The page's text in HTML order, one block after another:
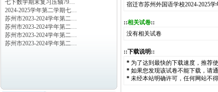
七下数学期末复习压轴79…
2024-2025学年第二学期七…
苏州市2023-2024学年第二…
苏州市2023-2024学年第二…
苏州市2023-2024学年第二…
苏州市2023-2024学年第二…
宿迁市苏州外国语学校2024-2025
::相关试卷::
没有相关试卷
::下载说明::
* 为了达到最快的下载速度，推荐
* 如果您发现该试卷不能下载，请
* 未经本站明确许可，任何网站不